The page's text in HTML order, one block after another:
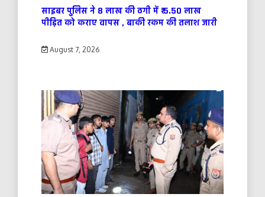
साइबर पुलिस ने 8 लाख की ठगी में ₹ 5.50 लाख
पीड़ित को कराए वापस , बाकी रकम की तलाश जारी
August 7, 2026